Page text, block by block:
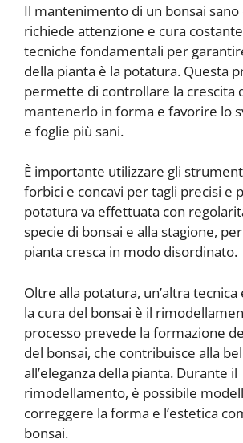
Il mantenimento di un bonsai
richiede attenzione e cura
tecniche fondamentali per
della pianta è la potatura. Questa
permette di controllare la crescita
mantenerlo in forma e favorire lo
e foglie più sani.
È importante utilizzare gli
forbici e concavi per tagli precisi e
potatura va effettuata con
specie di bonsai e alla stagione,
pianta cresca in modo disordinato.
Oltre alla potatura, un’altra
la cura del bonsai è il
processo prevede la formazione
del bonsai, che contribuisce alla
all’eleganza della pianta. Durante il
rimodellamento, è possibile
correggere la forma e l’estetica
bonsai.